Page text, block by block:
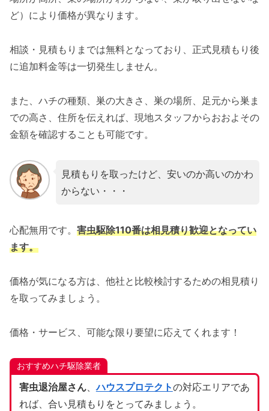
ど）により価格が異なります。
相談・見積もりまでは無料となっており、正式見積もり後
に追加料金等は一切発生しません。
また、ハチの種類、巣の大きさ、巣の場所、足元から巣ま
での高さ、住所を伝えれば、現地スタッフからおおよその
金額を確認することも可能です。
見積もりを取ったけど、安いのか高いのかわ
からない・・・
心配無用です。 害虫駆除110番は相見積り歓迎となってい
ます。
価格が気になる方は、他社と比較検討するための相見積り
を取ってみましょう。
価格・サービス、可能な限り要望に応えてくれます！
おすすめハチ駆除業者
害虫退治屋さん、ハウスプロテクトの対応エリアであ
れば、合い見積もりをとってみましょう。